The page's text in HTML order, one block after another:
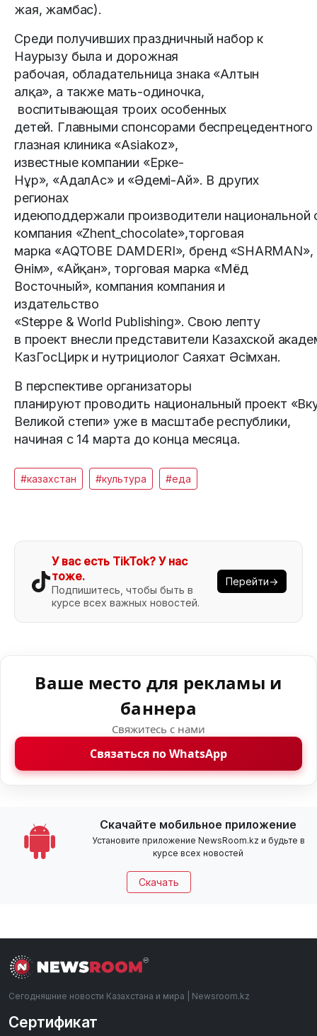
жая, жамбас).
Среди получивших праздничный набор к
Наурызу была и дорожная
рабочая, обладательница знака «Алтын
алқа», а также мать-одиночка,
воспитывающая троих особенных
детей. Главными спонсорами
глазная клиника «Asiakoz»,
известные компании «Ерке-
Нұр», «АдалАс» и «Әдемі-Ай». В других
регионах
идеюподдержали производители
компания «Zhent_chocolate»,торговая
марка «AQTOBE DAMDERI», бренд
Өнім», «Айқан», торговая марка «Мёд
Восточный», компания компания и
издательство
«Steppe & World Publishing». Свою лепту
в проект внесли представители Казахской
КазГосЦирк и нутрициолог Саяхат Әсімхан.
В перспективе организаторы
планируют проводить национальный проект
Великой степи» уже в масштабе республики,
начиная с 14 марта до конца месяца.
#казахстан #культура #еда
У вас есть TikTok? У нас
тоже.
Подпишитесь, чтобы быть в
курсе всех важных новостей.
Перейти→
Ваше место для рекламы и
баннера
Свяжитесь с нами
Связаться по WhatsApp
Скачайте мобильное приложение
Установите приложение NewsRoom.kz и будьте в
курсе всех новостей
Скачать
Сегодняшние новости Казахстана и мира | Newsroom.kz
Сертификат